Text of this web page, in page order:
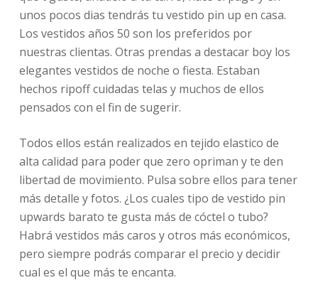
unos pocos dias tendrás tu vestido pin up en casa.
Los vestidos años 50 son los preferidos por
nuestras clientas. Otras prendas a destacar boy los
elegantes vestidos de noche o fiesta. Estaban
hechos ripoff cuidadas telas y muchos de ellos
pensados con el fin de sugerir.
Todos ellos están realizados en tejido elastico de
alta calidad para poder que zero opriman y te den
libertad de movimiento. Pulsa sobre ellos para tener
más detalle y fotos. ¿Los cuales tipo de vestido pin
upwards barato te gusta más de cóctel o tubo?
Habrá vestidos más caros y otros más económicos,
pero siempre podrás comparar el precio y decidir
cual es el que más te encanta.